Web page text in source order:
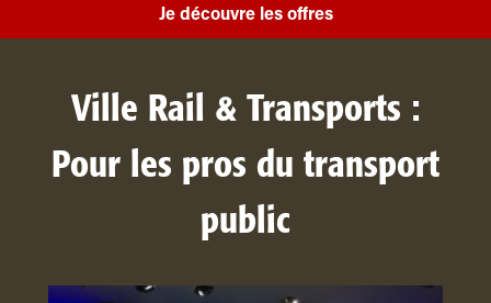
Je découvre les offres
Ville Rail & Transports :
Pour les pros du transport
public